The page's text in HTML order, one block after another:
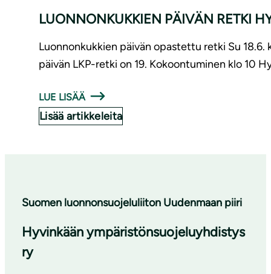
LUONNONKUKKIEN PÄIVÄN RETKI
Luonnonkukkien päivän opastettu retki Su
päivän LKP-retki on 19. Kokoontuminen klo 10
LUE LISÄÄ
Lisää artikkeleita
Suomen luonnonsuojeluliiton Uudenmaan piiri
Hyvinkään ympäristönsuojeluyhdistys
ry